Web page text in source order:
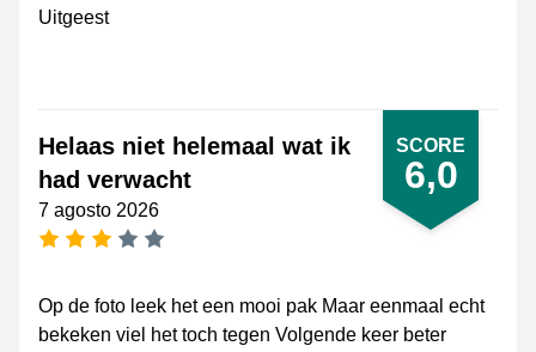
Uitgeest
SCORE
6,0
Helaas niet helemaal wat ik
had verwacht
7 agosto 2026
Op de foto leek het een mooi pak Maar eenmaal echt
bekeken viel het toch tegen Volgende keer beter